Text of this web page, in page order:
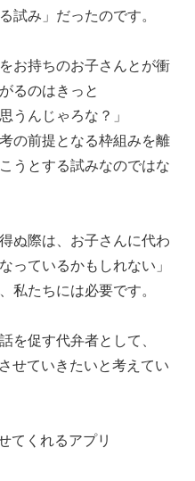
試み」だったのです。
お持ちのお子さんとが衝
るのはきっと
うんじゃろな？」
の前提となる枠組みを離
うとする試みなのではな
ぬ際は、お子さんに代わ
っているかもしれない」
私たちには必要です。
を促す代弁者として、
せていきたいと考えてい
てくれるアプリ